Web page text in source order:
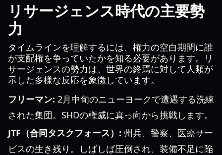
リサージェンス時代の主要勢
力
タイムラインを理解するには、権力の空白期間に誰
が支配権を争っていたかを知る必要があります。リ
サージェンスの勢力は、世界の終焉に対して人類が
示した多様な反応を象徴しています。
フリーマン: 2月中旬のニューヨークで遭遇する洗練
された集団。SHDの権威に真っ向から挑戦します。
JTF（合同タスクフォース）: 州兵、警察、医療サー
ビスの生き残り。しばしば圧倒され、装備不足に陥